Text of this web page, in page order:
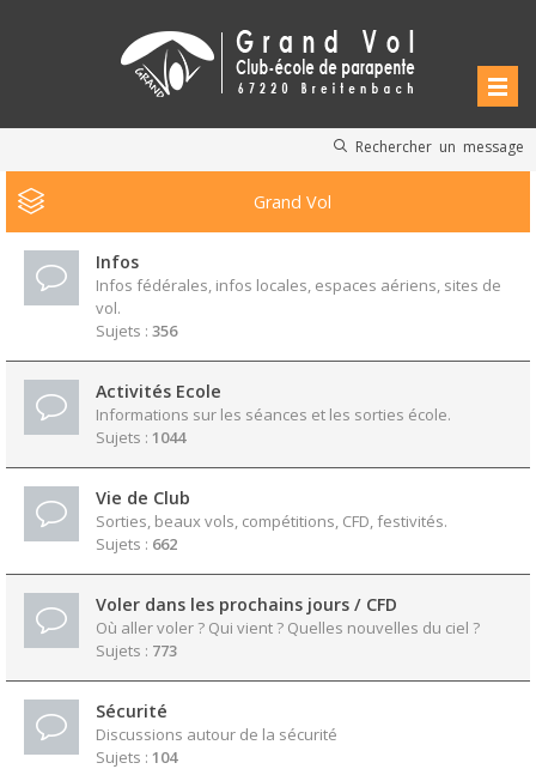
Rechercher un message
Grand Vol
Infos
Infos fédérales, infos locales, espaces aériens, sites de
vol.
Sujets : 356
Activités Ecole
Informations sur les séances et les sorties école.
Sujets : 1044
Vie de Club
Sorties, beaux vols, compétitions, CFD, festivités.
Sujets : 662
Voler dans les prochains jours / CFD
Où aller voler ? Qui vient ? Quelles nouvelles du ciel ?
Sujets : 773
Sécurité
Discussions autour de la sécurité
Sujets : 104